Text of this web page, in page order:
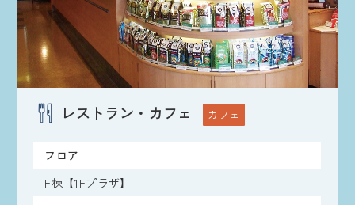
レストラン・カフェ カフェ
フロア
F棟【1Fプラザ】